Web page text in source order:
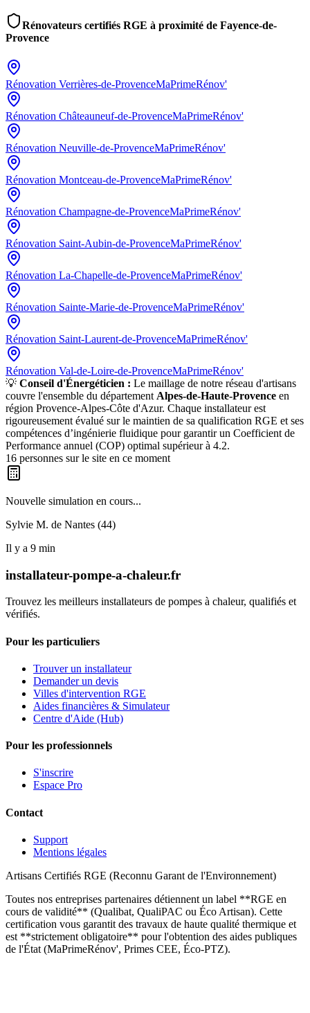
Rénovateurs certifiés RGE à proximité de Fayence-de-
Provence
Rénovation Verrières-de-ProvenceMaPrimeRénov'
Rénovation Châteauneuf-de-ProvenceMaPrimeRénov'
Rénovation Neuville-de-ProvenceMaPrimeRénov'
Rénovation Montceau-de-ProvenceMaPrimeRénov'
Rénovation Champagne-de-ProvenceMaPrimeRénov'
Rénovation Saint-Aubin-de-ProvenceMaPrimeRénov'
Rénovation La-Chapelle-de-ProvenceMaPrimeRénov'
Rénovation Sainte-Marie-de-ProvenceMaPrimeRénov'
Rénovation Saint-Laurent-de-ProvenceMaPrimeRénov'
Rénovation Val-de-Loire-de-ProvenceMaPrimeRénov'
💡 Conseil d'Énergéticien : Le maillage de notre réseau d'artisans
couvre l'ensemble du département Alpes-de-Haute-Provence en
région Provence-Alpes-Côte d'Azur. Chaque installateur est
rigoureusement évalué sur le maintien de sa qualification RGE et ses
compétences d’ingénierie fluidique pour garantir un Coefficient de
Performance annuel (COP) optimal supérieur à 4.2.
16 personnes sur le site en ce moment
Nouvelle simulation en cours...
Sylvie M. de Nantes (44)
Il y a 9 min
installateur-pompe-a-chaleur.fr
Trouvez les meilleurs installateurs de pompes à chaleur, qualifiés et
vérifiés.
Pour les particuliers
Trouver un installateur
Demander un devis
Villes d'intervention RGE
Aides financières & Simulateur
Centre d'Aide (Hub)
Pour les professionnels
S'inscrire
Espace Pro
Contact
Support
Mentions légales
Artisans Certifiés RGE (Reconnu Garant de l'Environnement)
Toutes nos entreprises partenaires détiennent un label **RGE en
cours de validité** (Qualibat, QualiPAC ou Éco Artisan). Cette
certification vous garantit des travaux de haute qualité thermique et
est **strictement obligatoire** pour l'obtention des aides publiques
de l'État (MaPrimeRénov', Primes CEE, Éco-PTZ).